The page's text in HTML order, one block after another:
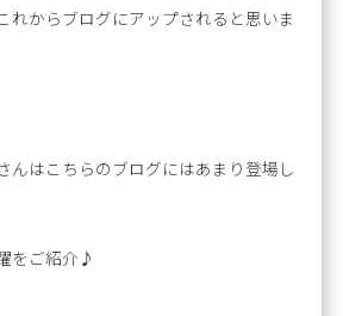
れからブログにアップされると思いま
んはこちらのブログにはあまり登場し
をご紹介♪